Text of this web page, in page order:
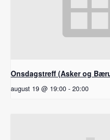
Onsdagstreff (Asker og
august 19 @ 19:00 - 20:00